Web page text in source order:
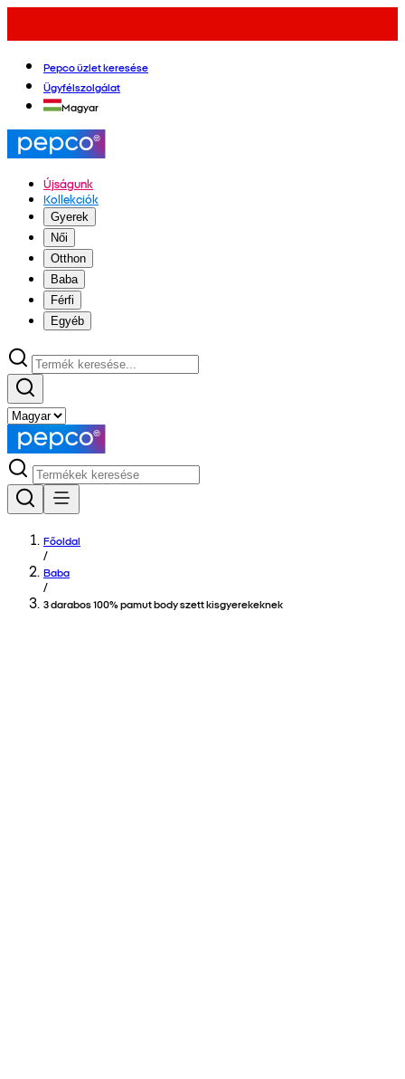
Pepco üzlet keresése
Ügyfélszolgálat
Magyar
Újságunk
Kollekciók
Gyerek
Női
Otthon
Baba
Férfi
Egyéb
Főoldal
/
Baba
/
3 darabos 100% pamut body szett kisgyerekeknek